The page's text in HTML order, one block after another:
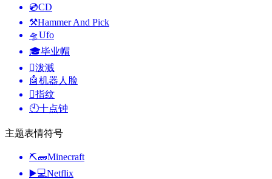
💿CD
⚒️Hammer And Pick
🛸Ufo
🎓毕业帽
🫟泼溅
🤖机器人脸
🫆指纹
🕙十点钟
主题表情符号
⛏🧱Minecraft
▶️💻Netflix